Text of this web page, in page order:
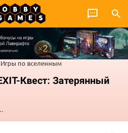
Игры по вселенным
Квест: Затерянный